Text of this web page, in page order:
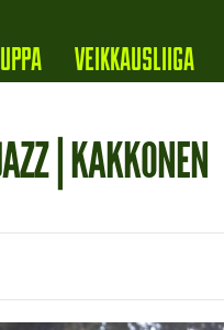
VEIKKAUSLIIGA
| KAKKONEN